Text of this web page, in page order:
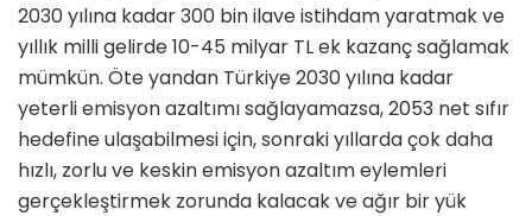
2030 yılına kadar 300 bin ilave istihdam yaratmak ve
yıllık milli gelirde 10-45 milyar TL ek kazanç sağlamak
mümkün. Öte yandan Türkiye 2030 yılına kadar
yeterli emisyon azaltımı sağlayamazsa, 2053 net sıfır
hedefine ulaşabilmesi için, sonraki yıllarda çok daha
hızlı, zorlu ve keskin emisyon azaltım eylemleri
gerçekleştirmek zorunda kalacak ve ağır bir yük